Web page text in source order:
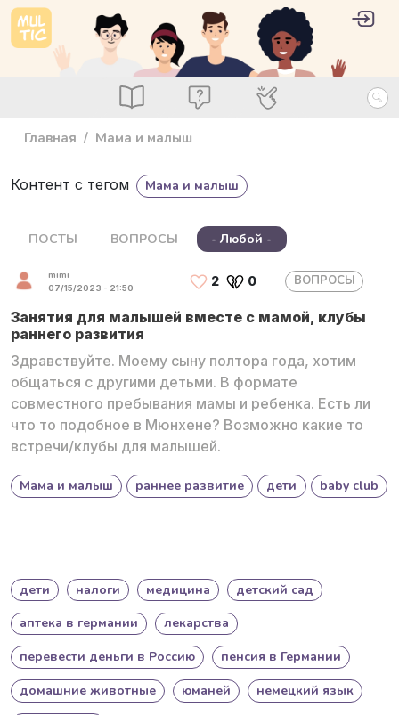
Перейти к основному содержанию
Посты ВопросыСпециалисты
User
Главная Мама и малыш
Контент с тегом Мама и малыш
ПОСТЫ ВОПРОСЫ - Любой -
mimi
07/15/2023 - 21:50 2 0 ВОПРОСЫ
Занятия для малышей вместе с мамой, клубы
раннего развития
Здравствуйте. Моему сыну полтора года, хотим
общаться с другими детьми. В формате
совместного пребывания мамы и ребенка. Есть ли
что то подобное в Мюнхене? Возможно какие то
встречи/клубы для малышей.
Мама и малыш раннее развитие дети baby club
дети налоги медицина
детский сад
аптека в германии
лекарства
перевести деньги в Россию
пенсия в Германии
домашние животные
юманей
немецкий язык